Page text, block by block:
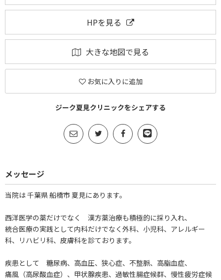
HPを見る
大きな地図で見る
お気に入りに追加
ジーク夏見クリニックをシェアする
メッセージ
当院は 千葉県 船橋市 夏見にあります。
西洋医学の薬だけでなく 漢方薬治療も積極的に採り入れ、
統合医療の実践として内科だけでなく外科、小児科、アレルギー
科、リハビリ科、皮膚科を診ております。
疾患として 糖尿病、高血圧、狭心症、不整脈、高脂血症、
痛風（高尿酸血症）、甲状腺疾患、過敏性腸症候群、慢性疲労症候